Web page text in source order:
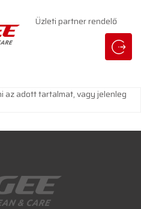
Üzleti partner rendelő
az adott tartalmat, vagy jelenleg